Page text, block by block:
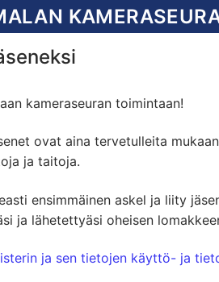
kameraseuran toimintaan!
ovat aina tervetulleita
ja taitoja.
ensimmäinen askel ja liity
ja lähetettyäsi oheisen
ja sen tietojen käyttö- ja